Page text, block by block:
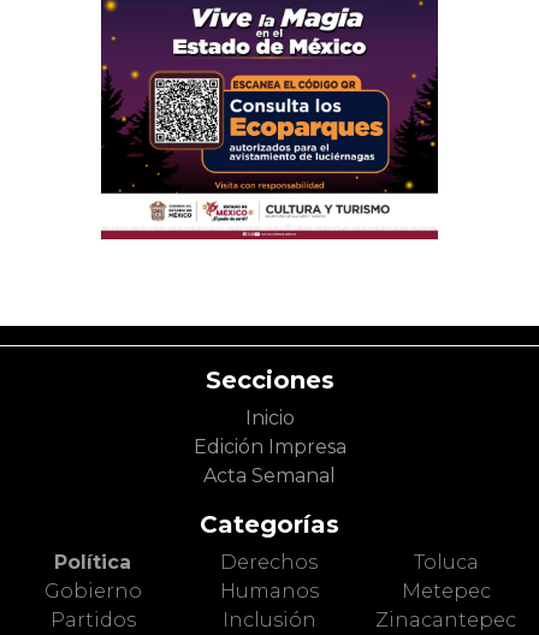
Secciones
Inicio
Edición Impresa
Acta Semanal
Categorías
Política
Gobierno
Partidos
Derechos
Humanos
Inclusión
Toluca
Metepec
Zinacantepec